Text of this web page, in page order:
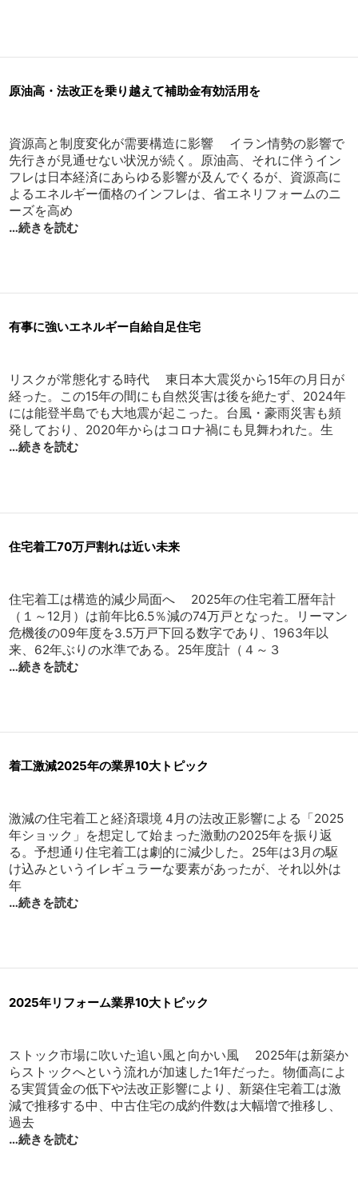
原油高・法改正を乗り越えて補助金有効活用を
資源高と制度変化が需要構造に影響 イラン情勢の影響で
先行きが見通せない状況が続く。原油高、それに伴うイン
フレは日本経済にあらゆる影響が及んでくるが、資源高に
よるエネルギー価格のインフレは、省エネリフォームのニ
ーズを高め
…続きを読む
有事に強いエネルギー自給自足住宅
リスクが常態化する時代 東日本大震災から15年の月日が
経った。この15年の間にも自然災害は後を絶たず、2024年
には能登半島でも大地震が起こった。台風・豪雨災害も頻
発しており、2020年からはコロナ禍にも見舞われた。生
…続きを読む
住宅着工70万戸割れは近い未来
住宅着工は構造的減少局面へ 2025年の住宅着工暦年計
（１～12月）は前年比6.5％減の74万戸となった。リーマン
危機後の09年度を3.5万戸下回る数字であり、1963年以
来、62年ぶりの水準である。25年度計（４～３
…続きを読む
着工激減2025年の業界10大トピック
激減の住宅着工と経済環境 4月の法改正影響による「2025
年ショック」を想定して始まった激動の2025年を振り返
る。予想通り住宅着工は劇的に減少した。25年は3月の駆
け込みというイレギュラーな要素があったが、それ以外は
年
…続きを読む
2025年リフォーム業界10大トピック
ストック市場に吹いた追い風と向かい風 2025年は新築か
らストックへという流れが加速した1年だった。物価高によ
る実質賃金の低下や法改正影響により、新築住宅着工は激
減で推移する中、中古住宅の成約件数は大幅増で推移し、
過去
…続きを読む